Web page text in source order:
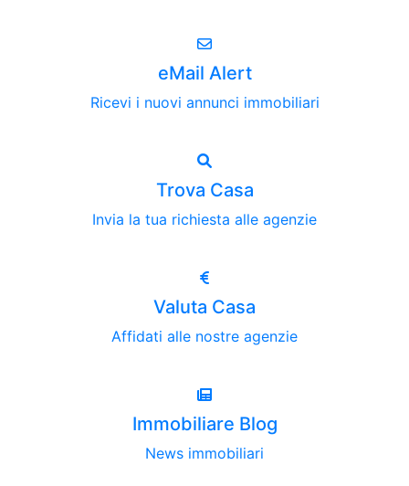
eMail Alert
Ricevi i nuovi annunci immobiliari
Trova Casa
Invia la tua richiesta alle agenzie
Valuta Casa
Affidati alle nostre agenzie
Immobiliare Blog
News immobiliari